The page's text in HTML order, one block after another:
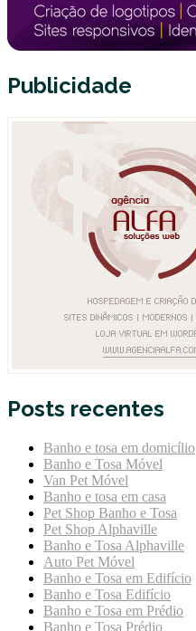
Publicidade
Posts recentes
Banho e tosa em domicílio
Banho e Tosa Móvel
Van Pet Móvel
Banho e tosa em casa
Pet Shop Banho e Tosa
Pet Shop Alphaville
Banho e Tosa Alphaville
Auto Pet Móvel
Banho e Tosa em Edifício
Banho e Tosa Edifício
Banho e Tosa em Prédio
Banho e Tosa Prédio